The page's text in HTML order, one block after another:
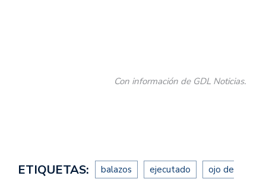
Con información de GDL Noticias.
ETIQUETAS: balazos ejecutado
ojo de